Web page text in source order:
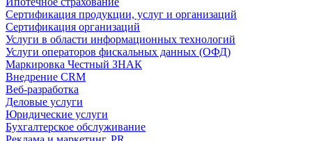
Сертификация продукции, услуг и организаций
Сертификация организаций
Услуги в области информационных технологий
Услуги операторов фискальных данных (ОФД)
Маркировка Честный ЗНАК
Внедрение CRM
Веб-разработка
Деловые услуги
Юридические услуги
Бухгалтерское обслуживание